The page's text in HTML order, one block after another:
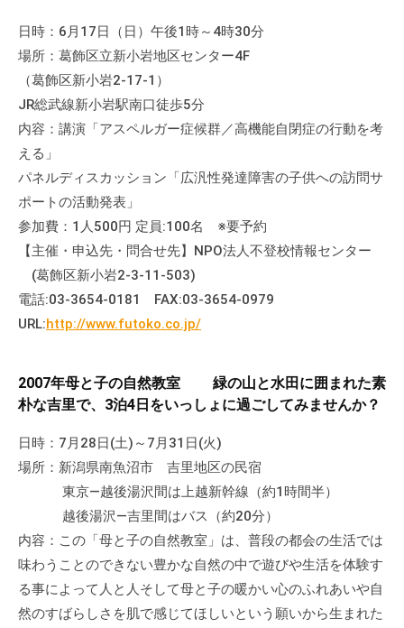
日時：6月17日（日）午後1時～4時30分
場所：葛飾区立新小岩地区センター4F
（葛飾区新小岩2-17-1）
JR総武線新小岩駅南口徒歩5分
内容：講演「アスペルガー症候群／高機能自閉症の行動を考
える」
パネルディスカッション「広汎性発達障害の子供への訪問サ
ポートの活動発表」
参加費：1人500円 定員:100名 ※要予約
【主催・申込先・問合せ先】NPO法人不登校情報センター
(葛飾区新小岩2-3-11-503)
電話:03-3654-0181 FAX:03-3654-0979
URL:http://www.futoko.co.jp/
2007年母と子の自然教室 緑の山と水田に囲まれた素
朴な吉里で、3泊4日をいっしょに過ごしてみませんか？
日時：7月28日(土)～7月31日(火)
場所：新潟県南魚沼市 吉里地区の民宿
東京―越後湯沢間は上越新幹線（約1時間半）
越後湯沢―吉里間はバス（約20分）
内容：この「母と子の自然教室」は、普段の都会の生活では
味わうことのできない豊かな自然の中で遊びや生活を体験す
る事によって人と人そして母と子の暖かい心のふれあいや自
然のすばらしさを肌で感じてほしいという願いから生まれた